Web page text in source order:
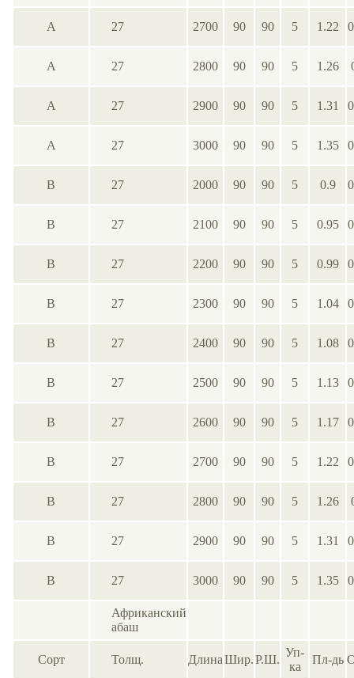
А 27 2700 90 90 5 1.22
А 27 2800 90 90 5 1.26
А 27 2900 90 90 5 1.31
А 27 3000 90 90 5 1.35
В 27 2000 90 90 5 0.9
В 27 2100 90 90 5 0.95
В 27 2200 90 90 5 0.99
В 27 2300 90 90 5 1.04
В 27 2400 90 90 5 1.08
В 27 2500 90 90 5 1.13
В 27 2600 90 90 5 1.17
В 27 2700 90 90 5 1.22
В 27 2800 90 90 5 1.26
В 27 2900 90 90 5 1.31
В 27 3000 90 90 5 1.35
Африканский
абаш
Сорт Толщ. ДлинаШир.Р.Ш.
Уп-
ка
Пл-дь